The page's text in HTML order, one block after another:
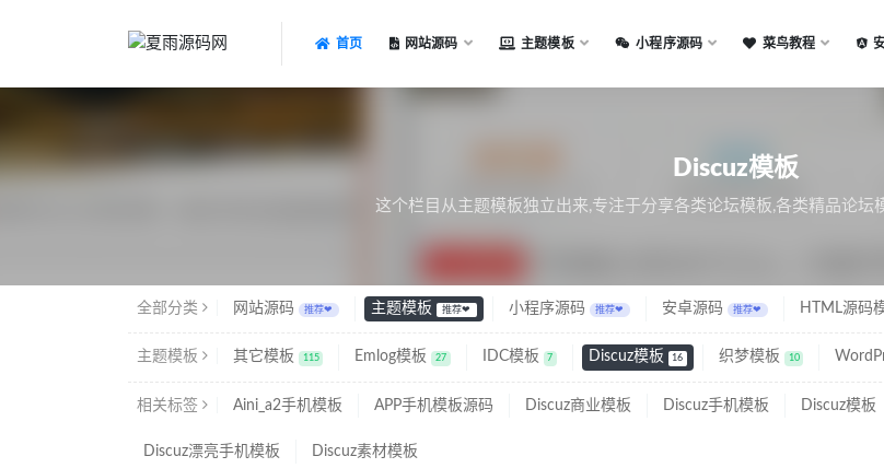
首页 网站源码 主题模板 小程序源码 菜鸟教程
Discuz模板
这个栏目从主题模板独立出来,专注于分享各类论坛模板,各类精品论坛
全部分类 网站源码 推荐❤ 主题模板 推荐❤ 小程序源码 推荐❤ 安卓源码 推荐❤ HTML源码
主题模板 其它模板 115 Emlog模板 27 IDC模板 7 Discuz模板 16 织梦模板 10
相关标签 Aini_a2手机模板 APP手机模板源码 Discuz商业模板 Discuz手机模板 Discuz模板
Discuz漂亮手机模板 Discuz素材模板